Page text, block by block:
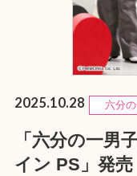
2025.10.28 六分の
「六分の一男
イン PS」発売